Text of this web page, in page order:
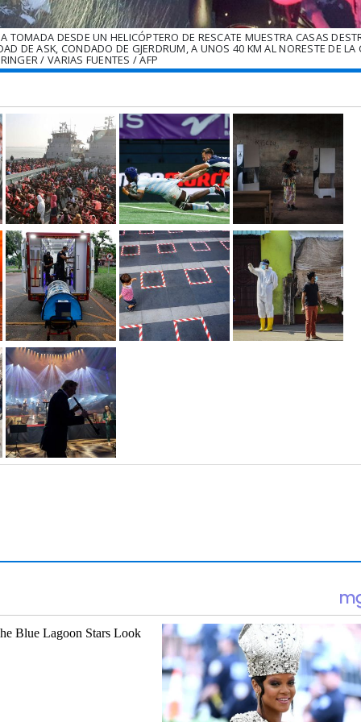
TOMADA DESDE UN HELICÓPTERO DE RESCATE MUESTRA CASAS
DE ASK, CONDADO DE GJERDRUM, A UNOS 40 KM AL NORESTE DE LA
/ VARIAS FUENTES / AFP